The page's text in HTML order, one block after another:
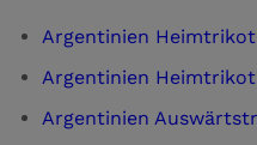
Argentinien
Argentinien
Argentinien